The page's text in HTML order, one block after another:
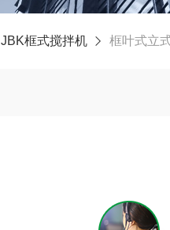
JBK框式搅拌机 框叶式立